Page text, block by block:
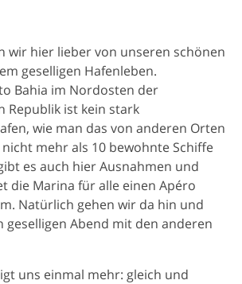
wir hier lieber von unseren schönen
geselligen Hafenleben.
Bahia im Nordosten der
Republik ist kein stark
wie man das von anderen Orten
mehr als 10 bewohnte Schiffe
es auch hier Ausnahmen und
die Marina für alle einen Apéro
Natürlich gehen wir da hin und
geselligen Abend mit den anderen
uns einmal mehr: gleich und